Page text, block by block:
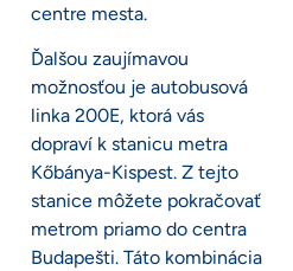
centre mesta.
Ďalšou zaujímavou
možnosťou je autobusová
linka 200E, ktorá vás
dopraví k stanicu metra
Kőbánya-Kispest. Z tejto
stanice môžete pokračovať
metrom priamo do centra
Budapešti. Táto kombinácia